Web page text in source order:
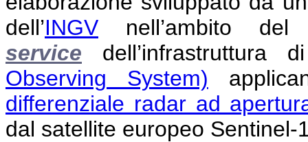
dell’INGV nell’ambito
service
Observing System)
differenziale radar ad
dal satellite europeo Sentinel-